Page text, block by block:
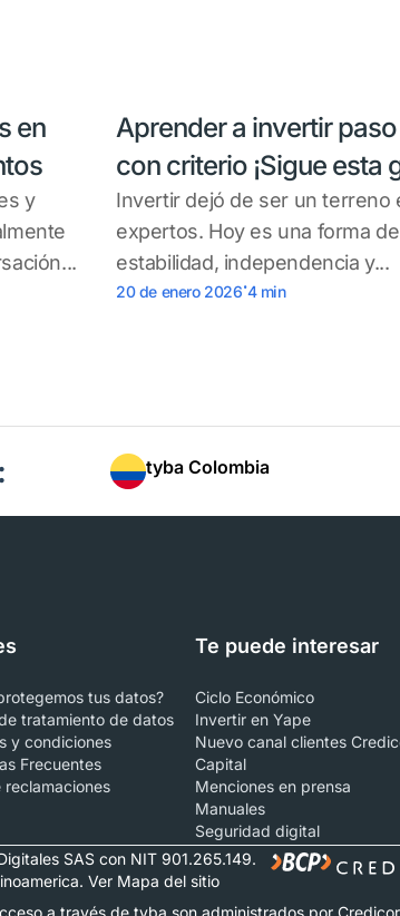
en
y
Aprender a invertir
con criterio ¡Sigue esta
Invertir dejó de ser un terreno
expertos. Hoy es una forma
estabilidad, independencia y...
20 de enero 2026.4 min
tyba Colombia
tus datos?
tratamiento de datos
y condiciones
Frecuentes
reclamaciones
Te puede interesar
Ciclo Económico
Invertir en Yape
Nuevo canal clientes
Capital
Menciones en prensa
Manuales
Seguridad digital
SAS con NIT 901.265.149.
Ver Mapa del sitio
a través de tyba son administrados por